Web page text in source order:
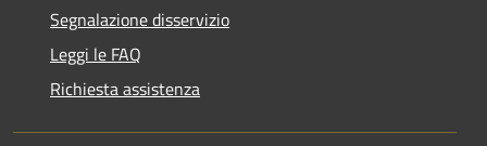
Segnalazione disservizio
Leggi le FAQ
Richiesta assistenza